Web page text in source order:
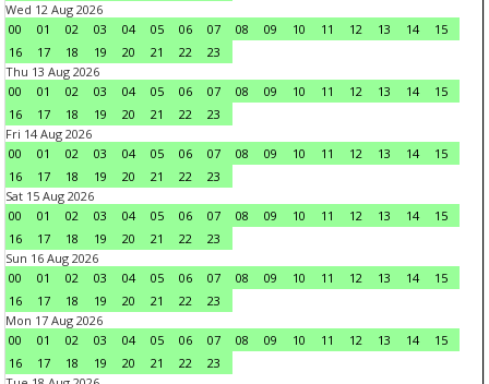
Wed 12 Aug 2026
00
01 02 03 04 05 06 07 08 09 10 11 12 13 14
15
16
17 18 19 20 21 22
23
Thu 13 Aug 2026
00
01 02 03 04 05 06 07 08 09 10 11 12 13 14
15
16
17 18 19 20 21 22
23
Fri 14 Aug 2026
00
01 02 03 04 05 06 07 08 09 10 11 12 13 14
15
16
17 18 19 20 21 22
23
Sat 15 Aug 2026
00
01 02 03 04 05 06 07 08 09 10 11 12 13 14
15
16
17 18 19 20 21 22
23
Sun 16 Aug 2026
00
01 02 03 04 05 06 07 08 09 10 11 12 13 14
15
16
17 18 19 20 21 22
23
Mon 17 Aug 2026
00
01 02 03 04 05 06 07 08 09 10 11 12 13 14
15
16
17 18 19 20 21 22
23